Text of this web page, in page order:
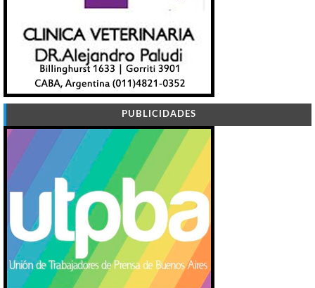
PUBLICIDADES